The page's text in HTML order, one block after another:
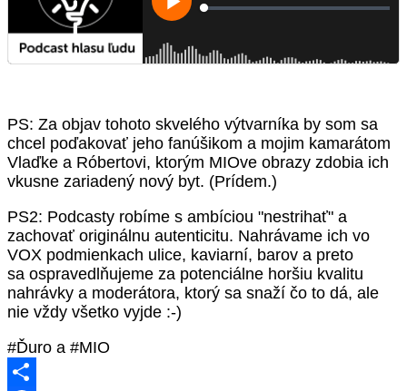
PS: Za objav tohoto skvelého výtvarníka by som sa
chcel poďakovať jeho fanúšikom a mojim kamarátom
Vlaďke a Róbertovi, ktorým MIOve obrazy zdobia ich
vkusne zariadený nový byt. (Prídem.)
PS2: Podcasty robíme s ambíciou "nestrihať" a
zachovať originálnu autenticitu. Nahrávame ich vo
VOX podmienkach ulice, kaviarní, barov a preto
sa ospravedlňujeme za potenciálne horšiu kvalitu
nahrávky a moderátora, ktorý sa snaží čo to dá, ale
nie vždy všetko vyjde :-)
#Ďuro a #MIO